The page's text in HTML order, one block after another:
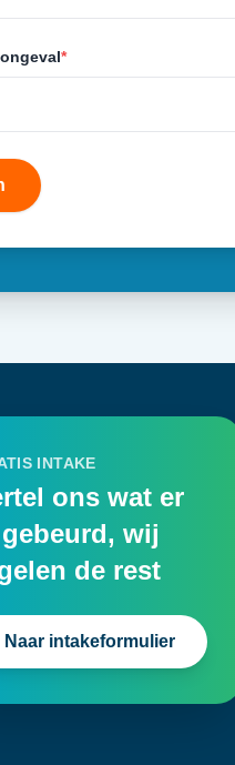
*
INTAKE
ons wat er
wij
de rest
Naar intakeformulier